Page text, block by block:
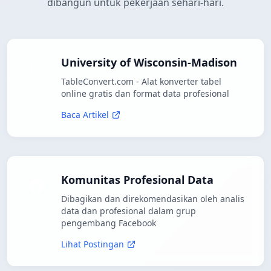
University of Wisconsin-Madison
TableConvert.com - Alat konverter tabel
online gratis dan format data profesional
Baca Artikel
Komunitas Profesional Data
Dibagikan dan direkomendasikan oleh analis
data dan profesional dalam grup
pengembang Facebook
Lihat Postingan